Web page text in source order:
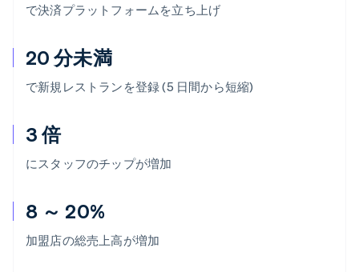
で決済プラットフォームを立ち上げ
20 分未満
で新規レストランを登録 (5 日間から短縮)
3 倍
にスタッフのチップが増加
8 ～ 20%
加盟店の総売上高が増加